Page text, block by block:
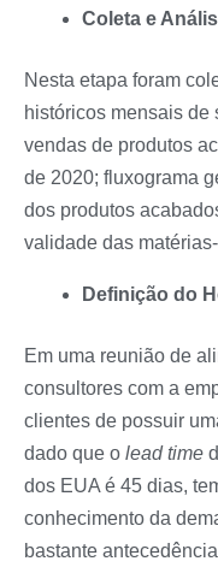
Coleta e
Nesta etapa foram
históricos mensais de
vendas de produtos
de 2020; fluxograma
dos produtos
validade das
Definição do
Em uma reunião de
consultores com a
clientes de possuir
dado que o lead time
dos EUA é 45 dias,
conhecimento da
bastante